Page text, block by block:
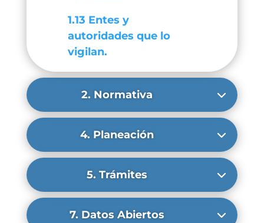
1.13 Entes y
autoridades que lo
vigilan.
2. Normativa
4. Planeación
5. Trámites
7. Datos Abiertos